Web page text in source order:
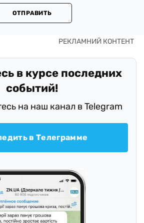
ОТПРАВИТЬ
в курсе последних
событий!
на наш канал в Telegram
в Телеграмме